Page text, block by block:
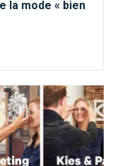
la mode « bien
d’emploi